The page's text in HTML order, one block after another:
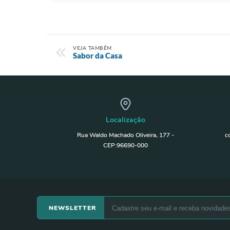
VEJA TAMBÉM
Sabor da Casa
Localização
Rua Waldo Machado Oliveira, 177 -
CEP:96690-000
NEWSLETTER